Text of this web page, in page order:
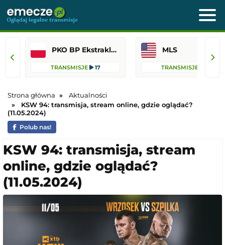
PKO BP Ekstraklasa
TRANSMISJE 17
MLS
TRANSMISJE
Strona główna
Aktualności
KSW 94: transmisja, stream online, gdzie oglądać?
(11.05.2024)
Polub nas!
KSW 94: transmisja, stream
online, gdzie oglądać?
(11.05.2024)